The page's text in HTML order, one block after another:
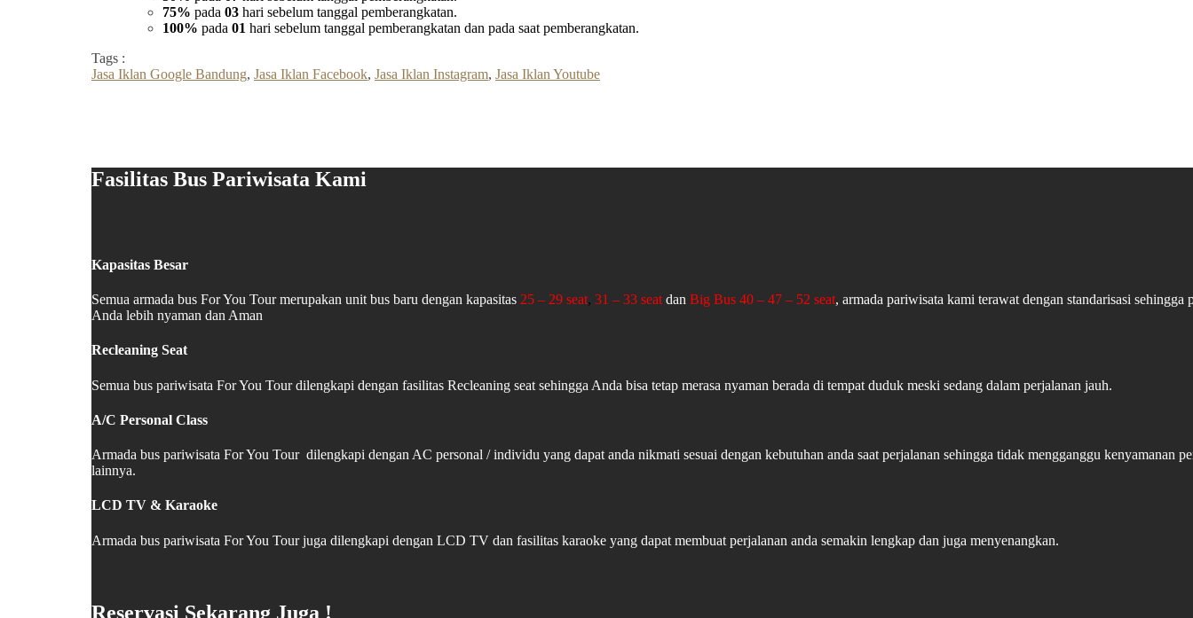
75% pada 03 hari sebelum tanggal pemberangkatan.
100% pada 01 hari sebelum tanggal pemberangkatan dan pada saat pemberangkatan.
Tags :
Jasa Iklan Google Bandung, Jasa Iklan Facebook, Jasa Iklan Instagram, Jasa Iklan Youtube
Fasilitas Bus Pariwisata Kami
Kapasitas Besar
Semua armada bus For You Tour merupakan unit bus baru dengan kapasitas 25 – 29 seat, 31 – 33 seat dan Big Bus 40 – 47 – 52 seat, armada pariwisata kami terawat dengan standarisasi sehingga
Anda lebih nyaman dan Aman
Recleaning Seat
Semua bus pariwisata For You Tour dilengkapi dengan fasilitas Recleaning seat sehingga Anda bisa tetap merasa nyaman berada di tempat duduk meski sedang dalam perjalanan jauh.
A/C Personal Class
Armada bus pariwisata For You Tour dilengkapi dengan AC personal / individu yang dapat anda nikmati sesuai dengan kebutuhan anda saat perjalanan sehingga tidak mengganggu kenyamanan
lainnya.
LCD TV & Karaoke
Armada bus pariwisata For You Tour juga dilengkapi dengan LCD TV dan fasilitas karaoke yang dapat membuat perjalanan anda semakin lengkap dan juga menyenangkan.
Reservasi Sekarang Juga !